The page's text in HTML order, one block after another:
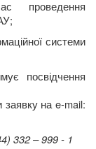
проведення
системи
посвідчення
заявку на e-mail:
332 – 999 - 1